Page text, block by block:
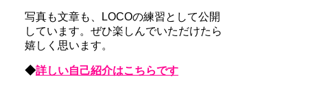
写真も文章も、LOCOの練習として公開
しています。ぜひ楽しんでいただけたら
嬉しく思います。
◆詳しい自己紹介はこちらです